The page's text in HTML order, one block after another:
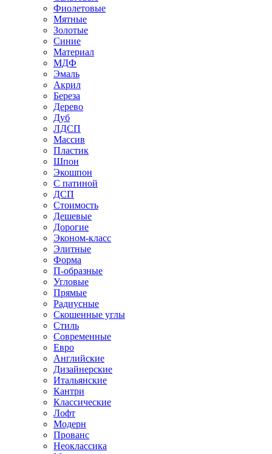
Фиолетовые
Мятные
Золотые
Синие
Материал
МДФ
Эмаль
Акрил
Береза
Дерево
Дуб
ЛДСП
Массив
Пластик
Шпон
Экошпон
С патиной
ДСП
Стоимость
Дешевые
Дорогие
Эконом-класс
Элитные
Форма
П-образные
Угловые
Прямые
Радиусные
Скошенные углы
Стиль
Современные
Евро
Английские
Дизайнерские
Итальянские
Кантри
Классические
Лофт
Модерн
Прованс
Неоклассика